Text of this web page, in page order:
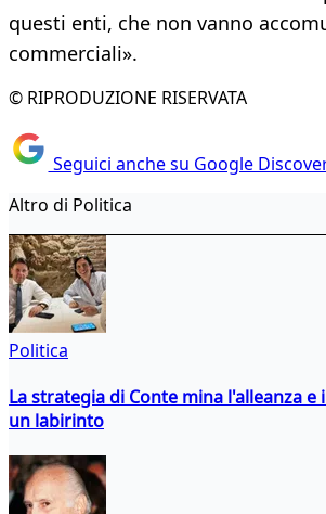
questi enti, che non vanno
commerciali».
© RIPRODUZIONE RISERVATA
Seguici anche su Google
Altro di Politica
Politica
La strategia di Conte mina l'alleanza e
un labirinto